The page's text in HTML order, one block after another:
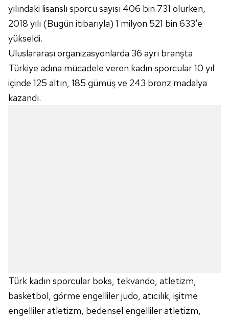
yılındaki lisanslı sporcu sayısı 406 bin 731 olurken,
2018 yılı (Bugün itibarıyla) 1 milyon 521 bin 633'e
yükseldi.
Uluslararası organizasyonlarda 36 ayrı branşta
Türkiye adına mücadele veren kadın sporcular 10 yıl
içinde 125 altın, 185 gümüş ve 243 bronz madalya
kazandı.
Türk kadın sporcular boks, tekvando, atletizm,
basketbol, görme engelliler judo, atıcılık, işitme
engelliler atletizm, bedensel engelliler atletizm,